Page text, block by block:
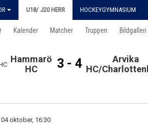
U18/ J20 HERR HOCKEYGYMNASIUM
Kalender Matcher Truppen Bildgalleri
Hammarö
HC
3 - 4
Arvika
HC/
oktober, 16:30